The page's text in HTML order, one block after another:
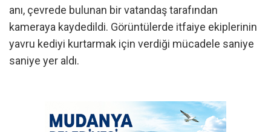
anı, çevrede bulunan bir vatandaş tarafından
kameraya kaydedildi. Görüntülerde itfaiye ekiplerinin
yavru kediyi kurtarmak için verdiği mücadele saniye
saniye yer aldı.